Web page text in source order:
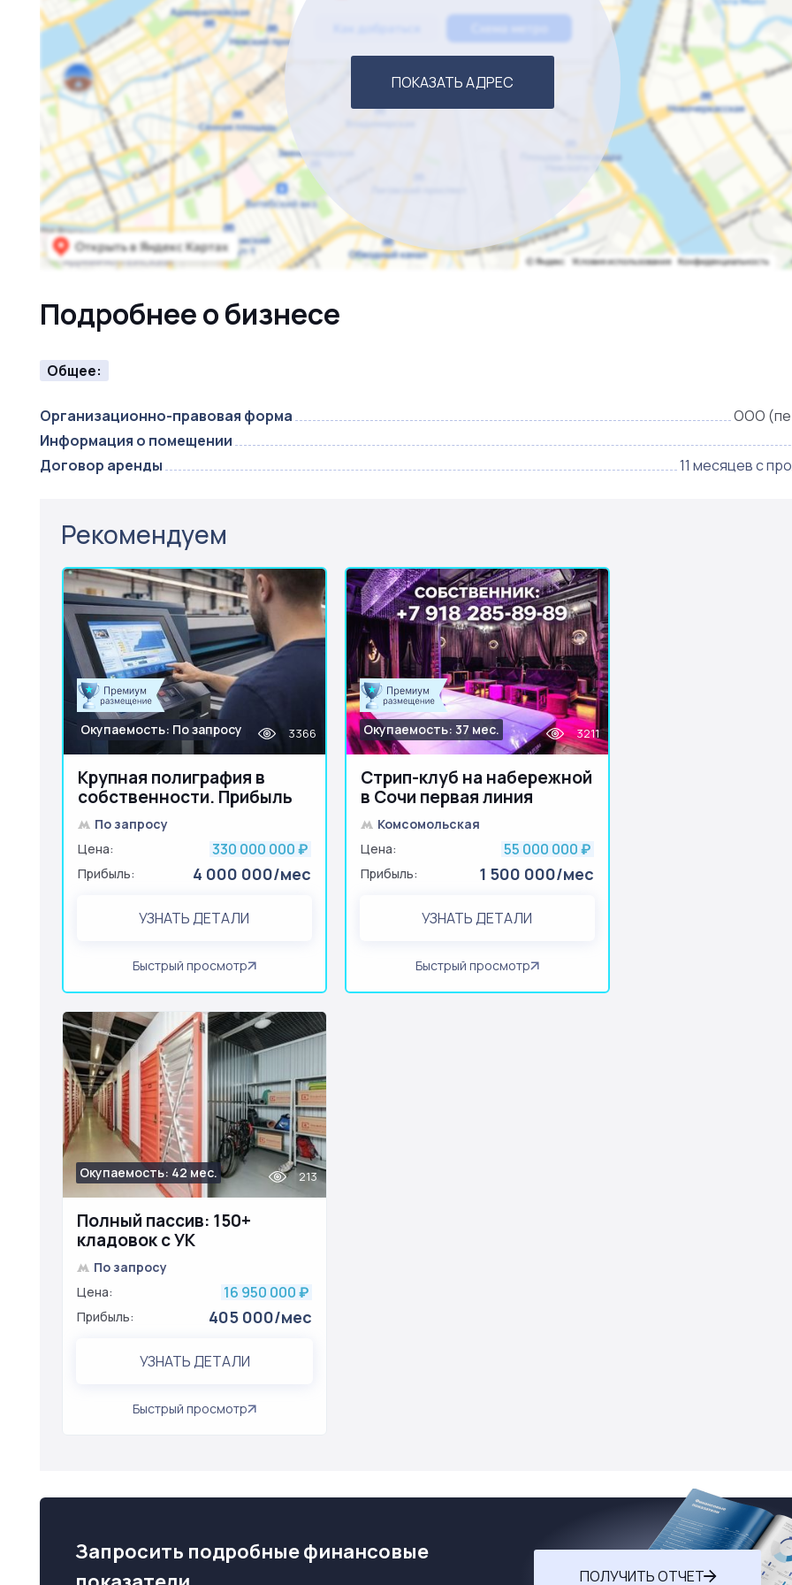
ПОКАЗАТЬ АДРЕС
Подробнее о бизнесе
Общее:
Организационно-правовая форма
ООО
Информация о помещении
Договор аренды
11 месяцев с
Рекомендуем
Крупная полиграфия в
собственности. Прибыль
4+ млн
Окупаемость: По запросу 3366
По запросу
Цена:
330 000 000 ₽
Прибыль: 4 000 000/мес
УЗНАТЬ ДЕТАЛИ
Быстрый просмотр
Стрип-клуб на набережной
в Сочи первая линия
Окупаемость: 37 мес. 3211
Комсомольская
Цена:
55 000 000 ₽
Прибыль: 1 500 000/мес
УЗНАТЬ ДЕТАЛИ
Быстрый просмотр
Полный пассив: 150+
кладовок с УК
Окупаемость: 42 мес. 213
По запросу
Цена:
16 950 000 ₽
Прибыль: 405 000/мес
УЗНАТЬ ДЕТАЛИ
Быстрый просмотр
Запросить подробные финансовые
ПОЛУЧИТЬ ОТЧЕТ